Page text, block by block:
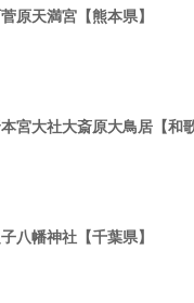
原天満宮【熊本県】
宮大社大斎原大鳥居【和
八幡神社【千葉県】